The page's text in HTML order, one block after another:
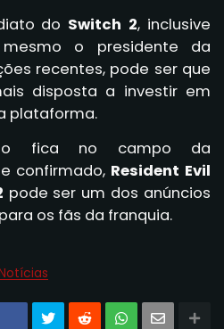
do Switch 2, inclusive
o presidente da
recentes, pode ser que
disposta a investir em
plataforma.
fica no campo da
confirmado, Resident Evil
pode ser um dos anúncios
os fãs da franquia.